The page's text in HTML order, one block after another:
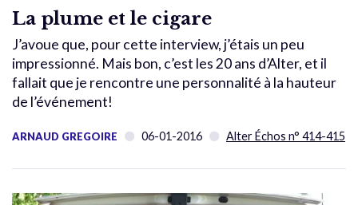
La plume et le cigare
J’avoue que, pour cette interview, j’étais un peu
impressionné. Mais bon, c’est les 20 ans d’Alter, et il
fallait que je rencontre une personnalité à la hauteur
de l’événement!
ARNAUD GREGOIRE 06-01-2016 Alter Échos n° 414-415